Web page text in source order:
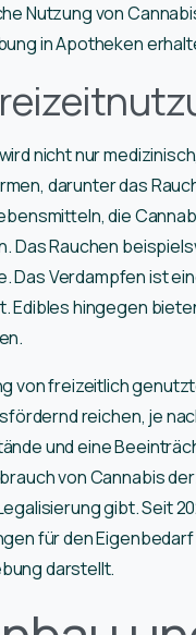
Nutzung von
in Apotheken
nicht nur
darunter das
die
Das Rauchen
Das Verdampfen ist
Edibles hingegen
von freizeitlich
reichen, je
und eine
von Cannabis
gibt. Seit
für den
darstellt.